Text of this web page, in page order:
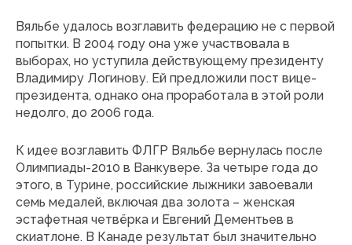
Вяльбе удалось возглавить федерацию не с первой
попытки. В 2004 году она уже участвовала в
выборах, но уступила действующему президенту
Владимиру Логинову. Ей предложили пост вице-
президента, однако она проработала в этой роли
недолго, до 2006 года.
К идее возглавить ФЛГР Вяльбе вернулась после
Олимпиады-2010 в Ванкувере. За четыре года до
этого, в Турине, российские лыжники завоевали
семь медалей, включая два золота – женская
эстафетная четвёрка и Евгений Дементьев в
скиатлоне. В Канаде результат был значительно